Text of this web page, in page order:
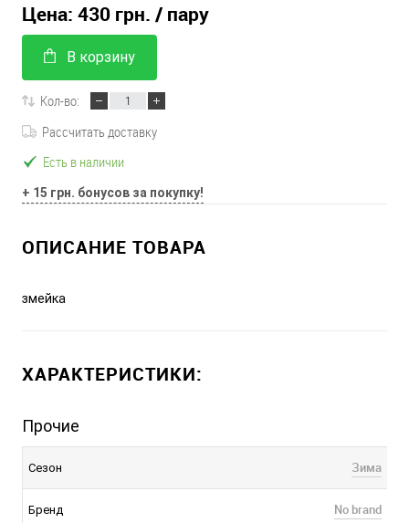
Цена: 430 грн. / пару
В корзину
Кол-во:
Рассчитать доставку
Есть в наличии
+ 15 грн. бонусов за покупку!
ОПИСАНИЕ ТОВАРА
змейка
ХАРАКТЕРИСТИКИ:
Прочие
Сезон Зима
Бренд No brand